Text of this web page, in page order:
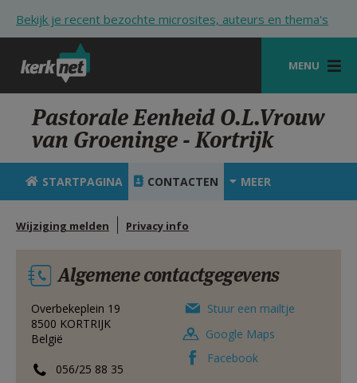
Bekijk je recent bezochte microsites, auteurs en thema's
MENU
STARTPAGINA
KERK
VIERINGEN
HULP
STARTPAGINA PORTAAL
MIJN PAROCHIE
AANMELDEN OF REGISTREREN
Pastorale Eenheid O.L.Vrouw
van Groeninge - Kortrijk
STARTPAGINA CONTACTEN MEER
Wijziging melden Privacy info
Algemene contactgegevens
Overbekeplein 19
8500 KORTRIJK
België
056/25 88 35
Stuur een mailtje
Google Maps
Facebook